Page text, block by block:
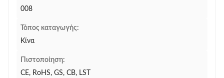
008
Τόπος καταγωγής:
Κίνα
Πιστοποίηση:
CE, RoHS, GS, CB, LST